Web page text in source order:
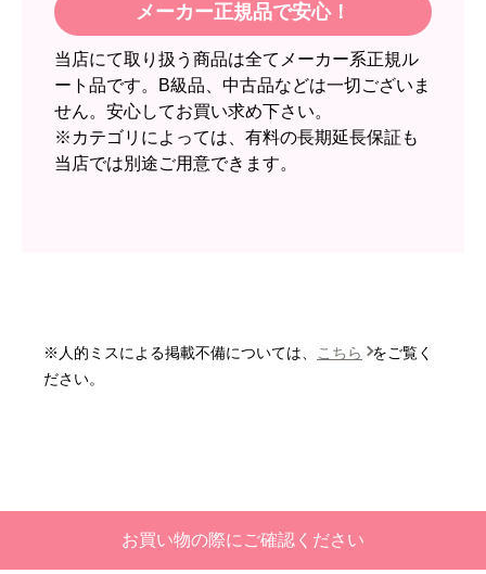
欲しい商品をスムーズに注文できましたか？
はい
ショップからの連絡や対応は適切でしたか？
無回答
予定の期日までに商品が届きましたか？
【注文からどのくらいで届きましたか？】
二週間ほどです。
メーカー正規品で安心！
当店にて取り扱う商品は全てメーカー系正規ル
ート品です。B級品、中古品などは一切ございま
せん。安心してお買い求め下さい。
※カテゴリによっては、有料の長期延長保証も
当店では別途ご用意できます。
※人的ミスによる掲載不備については、 こちら
をご覧く
ださい。
お買い物の際にご確認ください